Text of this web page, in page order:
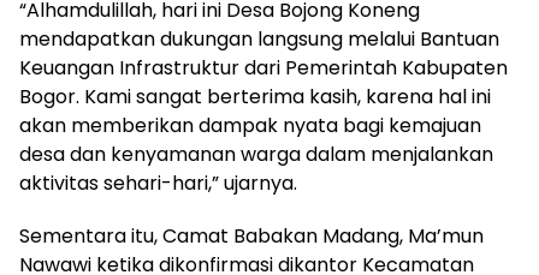
“Alhamdulillah, hari ini Desa Bojong Koneng
mendapatkan dukungan langsung melalui Bantuan
Keuangan Infrastruktur dari Pemerintah Kabupaten
Bogor. Kami sangat berterima kasih, karena hal ini
akan memberikan dampak nyata bagi kemajuan
desa dan kenyamanan warga dalam menjalankan
aktivitas sehari-hari,” ujarnya.
Sementara itu, Camat Babakan Madang, Ma’mun
Nawawi ketika dikonfirmasi dikantor Kecamatan